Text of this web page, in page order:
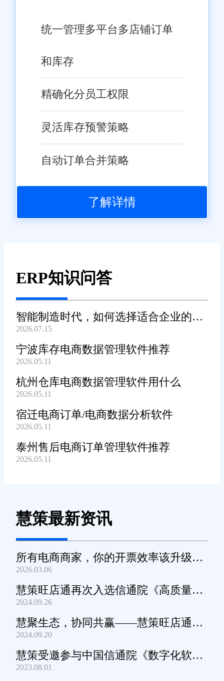
统一管理多平台多店铺订单
和库存
精确化分员工权限
灵活库存预警策略
自动订单合并策略
了解详情
ERP知识问答
智能制造时代，如何选择适合企业的
WMS系统?
2026.07.15
宁波库存电商数据管理软件推荐
2026.05.11
杭州仓库电商数据管理软件用什么
2026.05.11
宿迁电商订单/电商数据分析软件
2026.05.11
泰州售后电商订单管理软件推荐
2026.05.11
慧策最新资讯
所有电商商家，你的开票效率该升级
了！
2026.03.06
慧策旺店通再次入选信通院《高质量数
字化转型产品及服务全景图》
2024.09.26
慧聚生态，协同共赢——慧策旺店通生
态交流会深圳站圆满举办
2024.09.20
慧策受邀参与中国信通院《数字化软件
产品及服务能力》规范编制工作
2023.08.01